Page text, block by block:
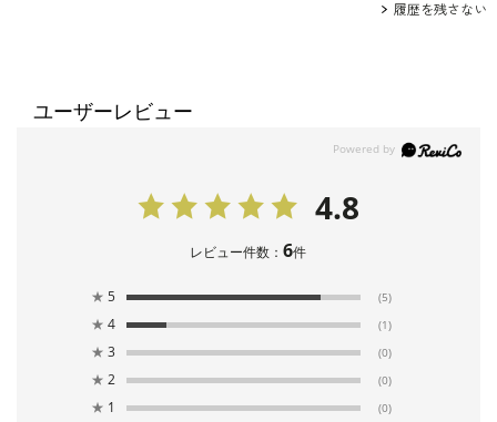
履歴を残さない
ユーザーレビュー
4.8
レビュー件数：6件
★ 5 (5)
★ 4 (1)
★ 3 (0)
★ 2 (0)
★ 1 (0)